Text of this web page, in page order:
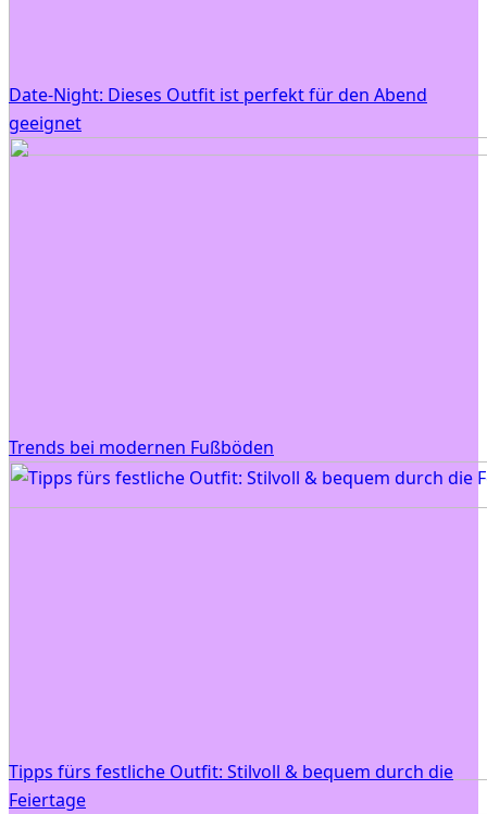
Date-Night: Dieses Outfit ist perfekt für den Abend
geeignet
Trends bei modernen Fußböden
Tipps fürs festliche Outfit: Stilvoll & bequem durch die
Feiertage